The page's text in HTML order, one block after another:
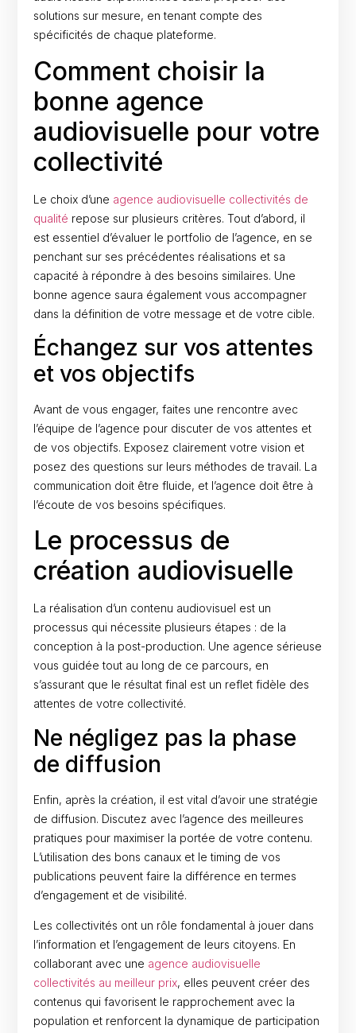
solutions sur mesure, en tenant compte des
spécificités de chaque plateforme.
Comment choisir la
bonne agence
audiovisuelle pour votre
collectivité
Le choix d’une agence audiovisuelle collectivités de
qualité repose sur plusieurs critères. Tout d’abord, il
est essentiel d’évaluer le portfolio de l’agence, en se
penchant sur ses précédentes réalisations et sa
capacité à répondre à des besoins similaires. Une
bonne agence saura également vous accompagner
dans la définition de votre message et de votre cible.
Échangez sur vos attentes
et vos objectifs
Avant de vous engager, faites une rencontre avec
l’équipe de l’agence pour discuter de vos attentes et
de vos objectifs. Exposez clairement votre vision et
posez des questions sur leurs méthodes de travail. La
communication doit être fluide, et l’agence doit être à
l’écoute de vos besoins spécifiques.
Le processus de
création audiovisuelle
La réalisation d’un contenu audiovisuel est un
processus qui nécessite plusieurs étapes : de la
conception à la post-production. Une agence sérieuse
vous guidée tout au long de ce parcours, en
s’assurant que le résultat final est un reflet fidèle des
attentes de votre collectivité.
Ne négligez pas la phase
de diffusion
Enfin, après la création, il est vital d’avoir une stratégie
de diffusion. Discutez avec l’agence des meilleures
pratiques pour maximiser la portée de votre contenu.
L’utilisation des bons canaux et le timing de vos
publications peuvent faire la différence en termes
d’engagement et de visibilité.
Les collectivités ont un rôle fondamental à jouer dans
l’information et l’engagement de leurs citoyens. En
collaborant avec une agence audiovisuelle
collectivités au meilleur prix, elles peuvent créer des
contenus qui favorisent le rapprochement avec la
population et renforcent la dynamique de participation